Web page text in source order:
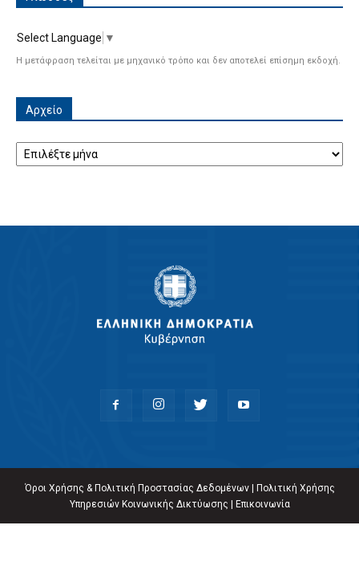
Select Language ▼
Η μετάφραση τελείται με μηχανικό τρόπο και δεν αποτελεί επίσημη εκδοχή.
Αρχείο
Όροι Χρήσης & Πολιτική Προστασίας Δεδομένων|
Πολιτική Χρήσης
Υπηρεσιών Κοινωνικής Δικτύωσης
Επικοινωνία